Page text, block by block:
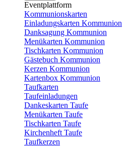
Eventplattform
Kommunionskarten
Einladungskarten Kommunion
Danksagung Kommunion
Menükarten Kommunion
Tischkarten Kommunion
Gästebuch Kommunion
Kerzen Kommunion
Kartenbox Kommunion
Taufkarten
Taufeinladungen
Dankeskarten Taufe
Menükarten Taufe
Tischkarten Taufe
Kirchenheft Taufe
Taufkerzen